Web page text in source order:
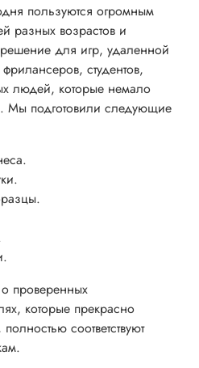
пользуются огромным
разных возрастов и
для игр, удаленной
студентов,
людей, которые немало
Мы подготовили следующие
проверенных
которые прекрасно
соответствуют